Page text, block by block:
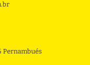
Pernambués